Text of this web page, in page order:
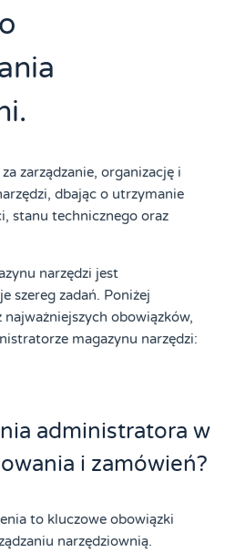
zarządzanie, organizację i
dbając o utrzymanie
stanu technicznego oraz
narzędzi jest
szereg zadań. Poniżej
obowiązków,
magazynu narzędzi:
administratora w
i zamówień?
to kluczowe obowiązki
narzędziownią.